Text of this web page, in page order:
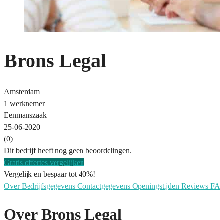
Brons Legal
Amsterdam
1 werknemer
Eenmanszaak
25-06-2020
(0)
Dit bedrijf heeft nog geen beoordelingen.
Gratis offertes vergelijken
Vergelijk en bespaar tot 40%!
OverBedrijfsgegevens Contactgegevens Openingstijden Reviews
Over Brons Legal